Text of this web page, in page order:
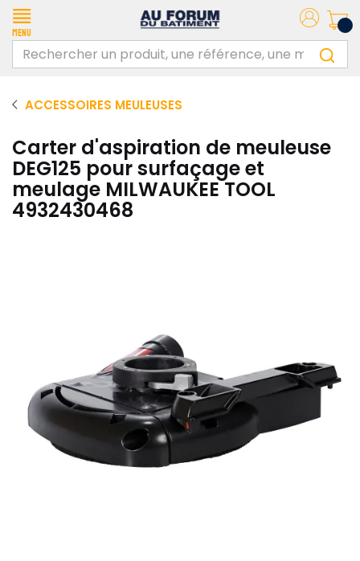
Menu
ACCESSOIRES MEULEUSES
Carter d'aspiration de meuleuse
DEG125 pour surfaçage et
meulage MILWAUKEE TOOL
4932430468